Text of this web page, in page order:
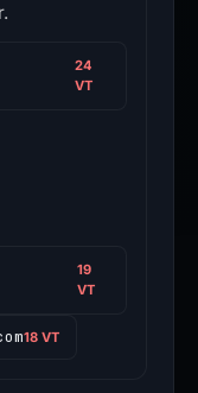
24
VT
19
VT
18 VT